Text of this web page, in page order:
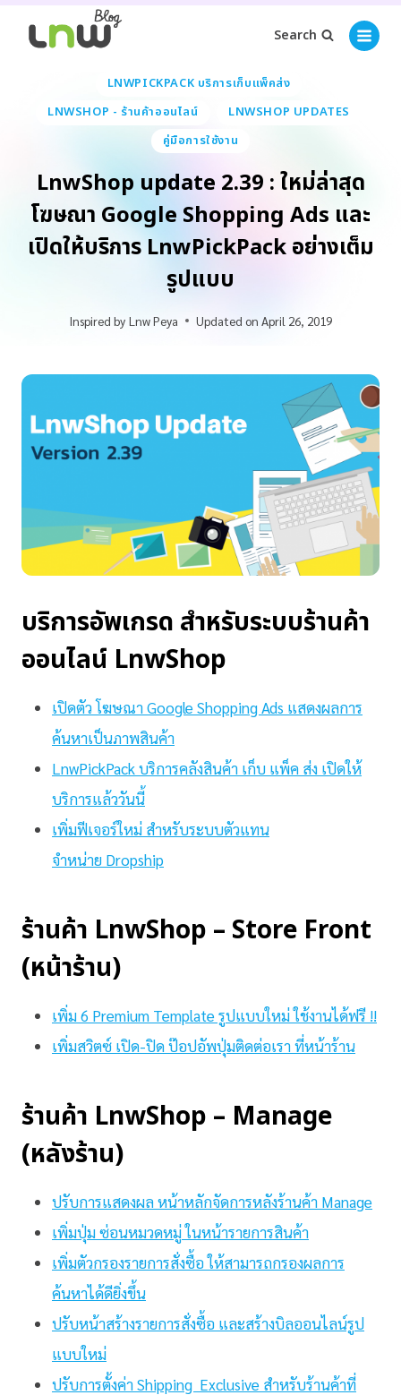
Search
LNWPICKPACK บริการเก็บแพ็คส่ง
LNWSHOP - ร้านค้าออนไลน์
LNWSHOP UPDATES
คู่มือการใช้งาน
LnwShop update 2.39 : ใหม่ล่าสุด
โฆษณา Google Shopping Ads และ
เปิดให้บริการ LnwPickPack อย่างเต็ม
รูปแบบ
Inspired by Lnw Peya Updated on April 26, 2019
บริการอัพเกรด สำหรับระบบร้านค้า
ออนไลน์ LnwShop
เปิดตัว โฆษณา Google Shopping Ads แสดงผลการ
ค้นหาเป็นภาพสินค้า
LnwPickPack บริการคลังสินค้า เก็บ แพ็ค ส่ง เปิดให้
บริการแล้ววันนี้
เพิ่มฟีเจอร์ใหม่ สำหรับระบบตัวแทน
จำหน่าย Dropship
ร้านค้า LnwShop – Store Front
(หน้าร้าน)
เพิ่ม 6 Premium Template รูปแบบใหม่ ใช้งานได้ฟรี !!
เพิ่มสวิตซ์ เปิด-ปิด ป๊อปอัพปุ่มติดต่อเรา ที่หน้าร้าน
ร้านค้า LnwShop – Manage
(หลังร้าน)
ปรับการแสดงผล หน้าหลักจัดการหลังร้านค้า Manage
เพิ่มปุ่ม ซ่อนหมวดหมู่ ในหน้ารายการสินค้า
เพิ่มตัวกรองรายการสั่งซื้อ ให้สามารถกรองผลการ
ค้นหาได้ดียิ่งขึ้น
ปรับหน้าสร้างรายการสั่งซื้อ และสร้างบิลออนไลน์รูป
แบบใหม่
ปรับการตั้งค่า Shipping Exclusive สำหรับร้านค้าที่